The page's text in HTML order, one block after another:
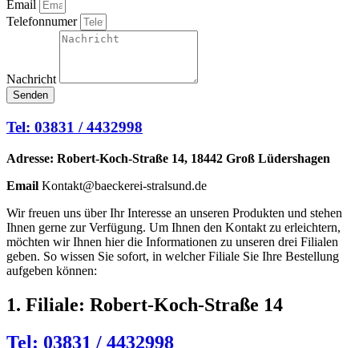
Email
Telefonnumer
Nachricht
Senden
Tel: 03831 / 4432998
Adresse: Robert-Koch-Straße 14, 18442 Groß Lüdershagen
Email Kontakt@baeckerei-stralsund.de
Wir freuen uns über Ihr Interesse an unseren Produkten und stehen
Ihnen gerne zur Verfügung. Um Ihnen den Kontakt zu erleichtern,
möchten wir Ihnen hier die Informationen zu unseren drei Filialen
geben. So wissen Sie sofort, in welcher Filiale Sie Ihre Bestellung
aufgeben können:
1. Filiale: Robert-Koch-Straße 14
Tel: 03831 / 4432998